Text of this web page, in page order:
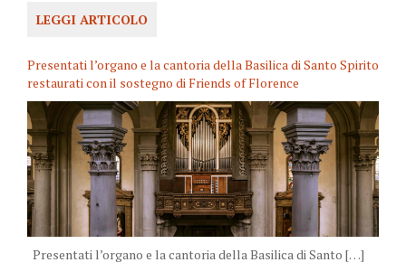
LEGGI ARTICOLO
Presentati l’organo e la cantoria della Basilica di Santo Spirito
restaurati con il sostegno di Friends of Florence
Presentati l’organo e la cantoria della Basilica di Santo […]